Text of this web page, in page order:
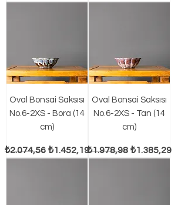
Oval Bonsai Saksısı
No.6-2XS - Bora (14
cm)
Normal Fiyat
₺2.074,56 İndirimli Fiyat
₺1.452,19
Oval Bonsai Saksısı
No.6-2XS - Tan (14
cm)
Normal Fiyat
₺1.978,98 İndirimli Fiyat
₺1.385,29